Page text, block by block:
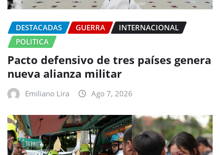
DESTACADAS GUERRA
INTERNACIONAL
POLITICA
Pacto defensivo de tres países genera
nueva alianza militar
Emiliano Lira Ago 7, 2026